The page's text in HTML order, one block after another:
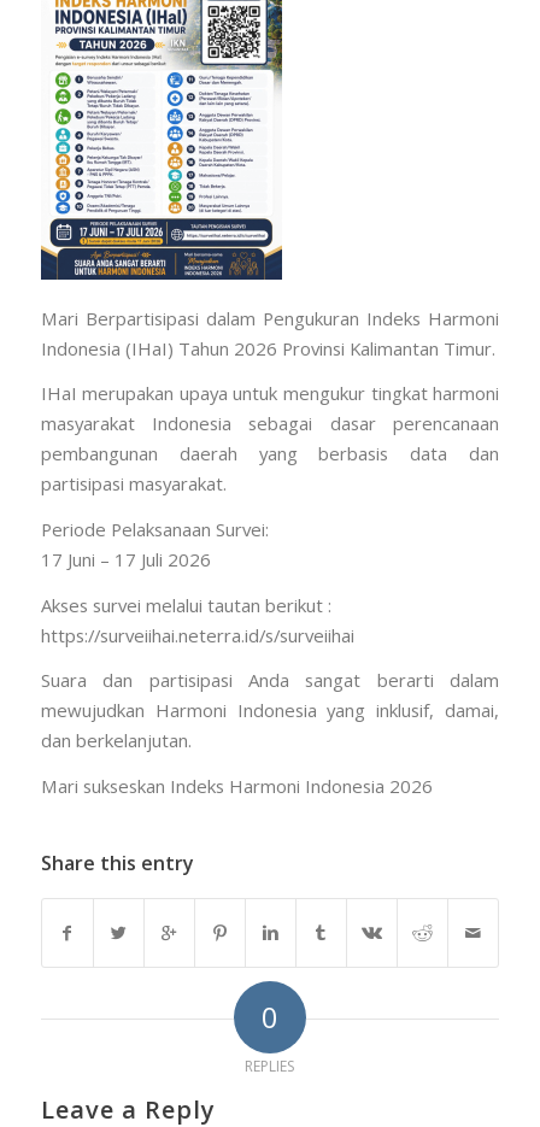
Mari Berpartisipasi dalam Pengukuran Indeks Harmoni
Indonesia (IHaI) Tahun 2026 Provinsi Kalimantan Timur.
IHaI merupakan upaya untuk mengukur tingkat harmoni
masyarakat Indonesia sebagai dasar perencanaan
pembangunan daerah yang berbasis data dan
partisipasi masyarakat.
Periode Pelaksanaan Survei:
17 Juni – 17 Juli 2026
Akses survei melalui tautan berikut :
https://surveiihai.neterra.id/s/surveiihai
Suara dan partisipasi Anda sangat berarti dalam
mewujudkan Harmoni Indonesia yang inklusif, damai,
dan berkelanjutan.
Mari sukseskan Indeks Harmoni Indonesia 2026
Share this entry
0
REPLIES
Leave a Reply